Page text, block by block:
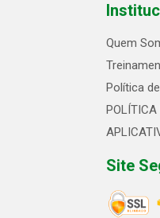
Quem
Política
POLÍTICA
Site